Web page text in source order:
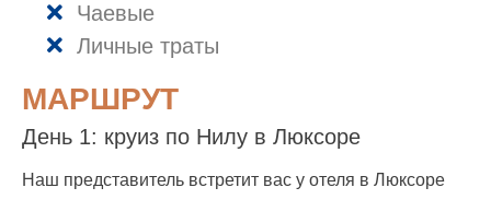
Чаевые
Личные траты
МАРШРУТ
День 1: круиз по Нилу в Люксоре
Наш представитель встретит вас у отеля в Люксоре